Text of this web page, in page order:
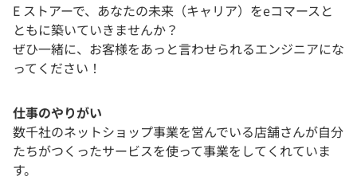
E ストアーで、あなたの未来（キャリア）をeコマースと
ともに築いていきませんか？
ぜひ一緒に、お客様をあっと言わせられるエンジニアにな
ってください！
仕事のやりがい
数千社のネットショップ事業を営んでいる店舗さんが自分
たちがつくったサービスを使って事業をしてくれていま
す。